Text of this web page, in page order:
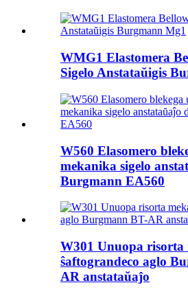
WMG1 Elastomera
Sigelo Anstataŭigis
W560 Elasomero
mekanika sigelo
Burgmann EA560
W301 Unuopa risorta
ŝaftograndeco aglo
AR anstataŭaĵo